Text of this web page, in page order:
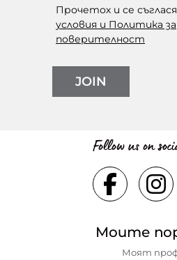
Прочетох и се
условия и Политика за
поверителност
JOIN
Follow us on
Моите
Моят